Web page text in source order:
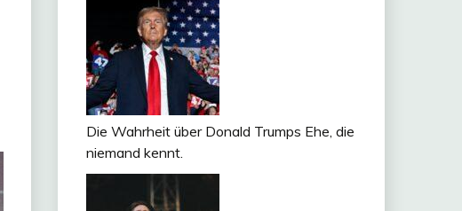
Die Wahrheit über Donald Trumps Ehe, die
niemand kennt.